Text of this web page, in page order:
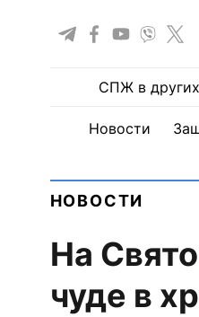
СПЖ в
Новости
НОВОСТИ
На
чуде в